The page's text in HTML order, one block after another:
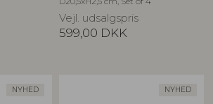
Vejl. udsalgspris
599,00 DKK
NYHED NYHED